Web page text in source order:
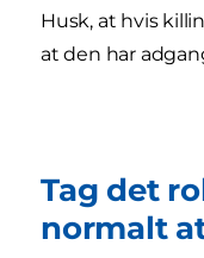
Husk, at hvis
at den har
Tag det
normalt